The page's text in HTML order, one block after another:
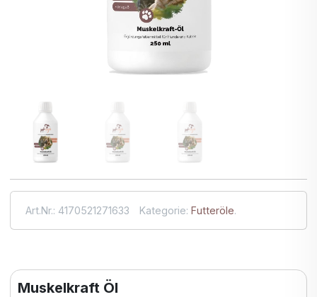
Art.Nr.: 4170521271633 Kategorie: Futteröle.
Muskelkraft Öl